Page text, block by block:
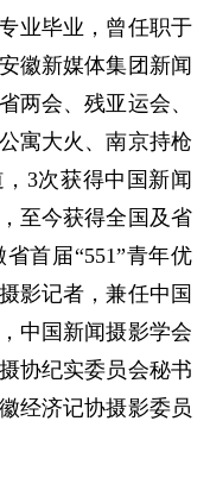
业毕业，曾任职于
徽新媒体集团新闻
两会、残亚运会、
寓大火、南京持枪
3次获得中国新闻
至今获得全国及省
首届“551”青年优
影记者，兼任中国
中国新闻摄影学会
协纪实委员会秘书
经济记协摄影委员